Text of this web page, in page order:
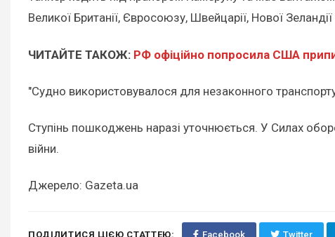
Великої Британії, Євросоюзу, Швейцарії, Нової
ЧИТАЙТЕ ТАКОЖ: РФ офіційно попросила США
"Судно використовувалося для незаконного
Ступінь пошкоджень наразі уточнюється. У Силах
війни.
Джерело: Gazeta.ua
ПОДІЛИТИСЯ ЦІЄЮ СТАТТЕЮ: Facebook Twitter